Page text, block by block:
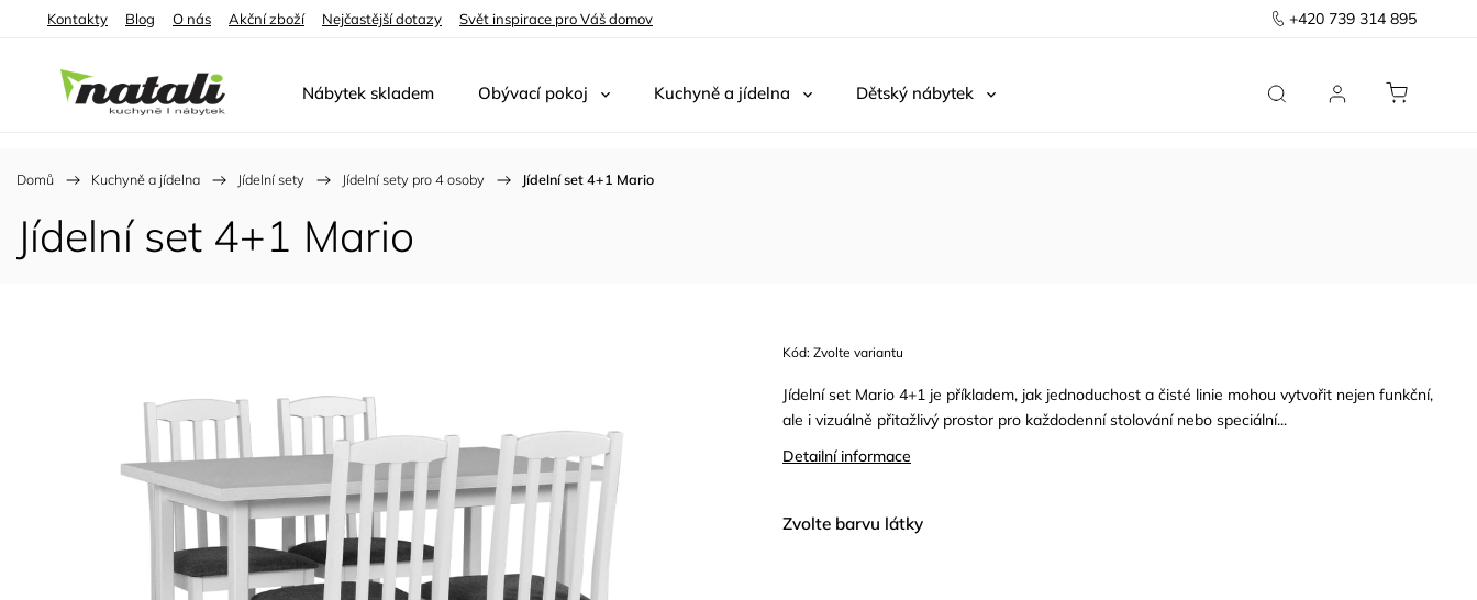
+420 739 314 895
Kontakty Blog O nás Akční zboží Nejčastější dotazy Svět inspirace pro Váš domov
Nábytek skladem Obývací pokoj Kuchyně a jídelna Dětský nábytek Předsíň
Domů / Kuchyně a jídelna / Jídelní sety / Jídelní sety pro 4 osoby / Jídelní set 4+1 Mario
Jídelní set 4+1 Mario
Kód: Zvolte variantu
Jídelní set Mario 4+1 je příkladem, jak jednoduchost a čisté linie mohou vytvořit nejen funkční,
ale i vizuálně přitažlivý prostor pro každodenní stolování nebo speciální...
Detailní informace
Zvolte barvu látky